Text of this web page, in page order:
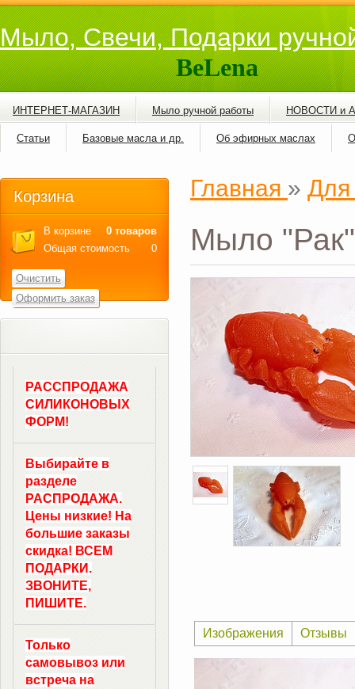
Мыло, Свечи, Подарки
BeLena
ИНТЕРНЕТ-МАГАЗИН Мыло ручной работы НОВОСТИ и
Статьи Базовые масла и др. Об эфирных маслах
Главная »
Мыло "Рак"
Изображения Отзывы
Корзина
В корзине
0 товаров
Общая стоимость
0
Очистить
Оформить заказ
РАССПРОДАЖА
СИЛИКОНОВЫХ
ФОРМ!
Выбирайте в
разделе
РАСПРОДАЖА.
Цены низкие! На
большие заказы
скидка! ВСЕМ
ПОДАРКИ.
ЗВОНИТЕ,
ПИШИТЕ.
Только
самовывоз или
встреча на